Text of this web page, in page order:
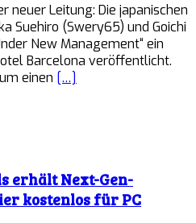
neuer Leitung: Die japanischen
Suehiro (Swery65) und Goichi
New Management“ ein
Barcelona veröffentlicht.
einen […]
erhält Next-Gen-
kostenlos für PC